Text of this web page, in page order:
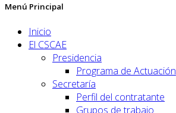
Menú Principal
Inicio
El CSCAE
Presidencia
Programa de Actuación
Secretaría
Perfil del contratante
Grupos de trabajo